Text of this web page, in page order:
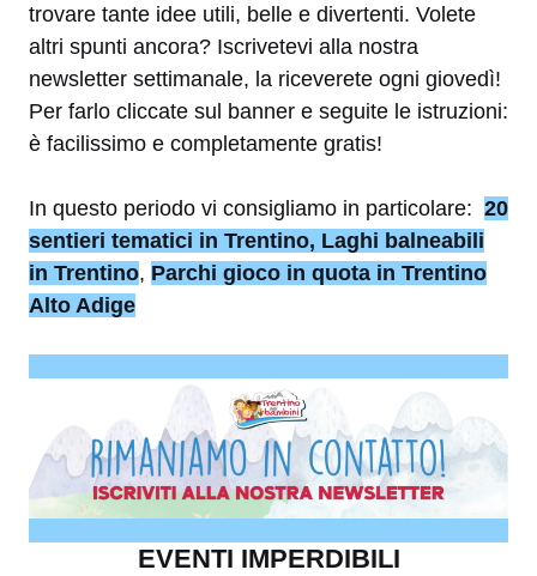
trovare tante idee utili, belle e divertenti. Volete
altri spunti ancora? Iscrivetevi alla nostra
newsletter settimanale, la riceverete ogni giovedì!
Per farlo cliccate sul banner e seguite le istruzioni:
è facilissimo e completamente gratis!
In questo periodo vi consigliamo in particolare: 20
sentieri tematici in Trentino, Laghi balneabili
in Trentino, Parchi gioco in quota in Trentino
Alto Adige
EVENTI IMPERDIBILI